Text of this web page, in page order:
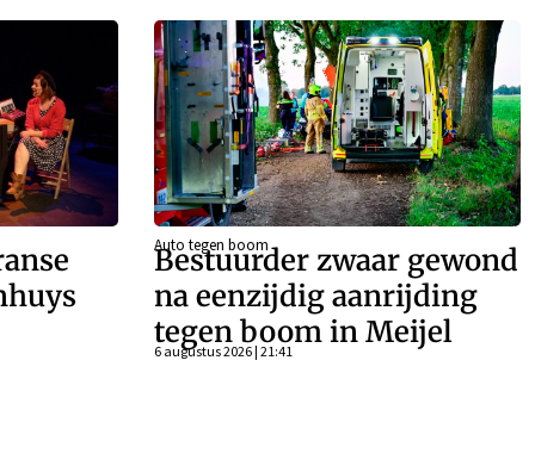
Auto tegen boom
Bestuurder zwaar gewond
na eenzijdig aanrijding
tegen boom in Meijel
6 augustus 2026 | 21:41